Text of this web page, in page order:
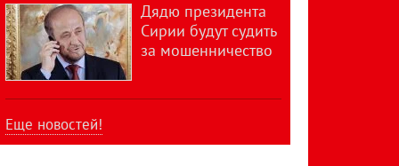
Дядю президента
Сирии будут судить
за мошенничество
Еще новостей!